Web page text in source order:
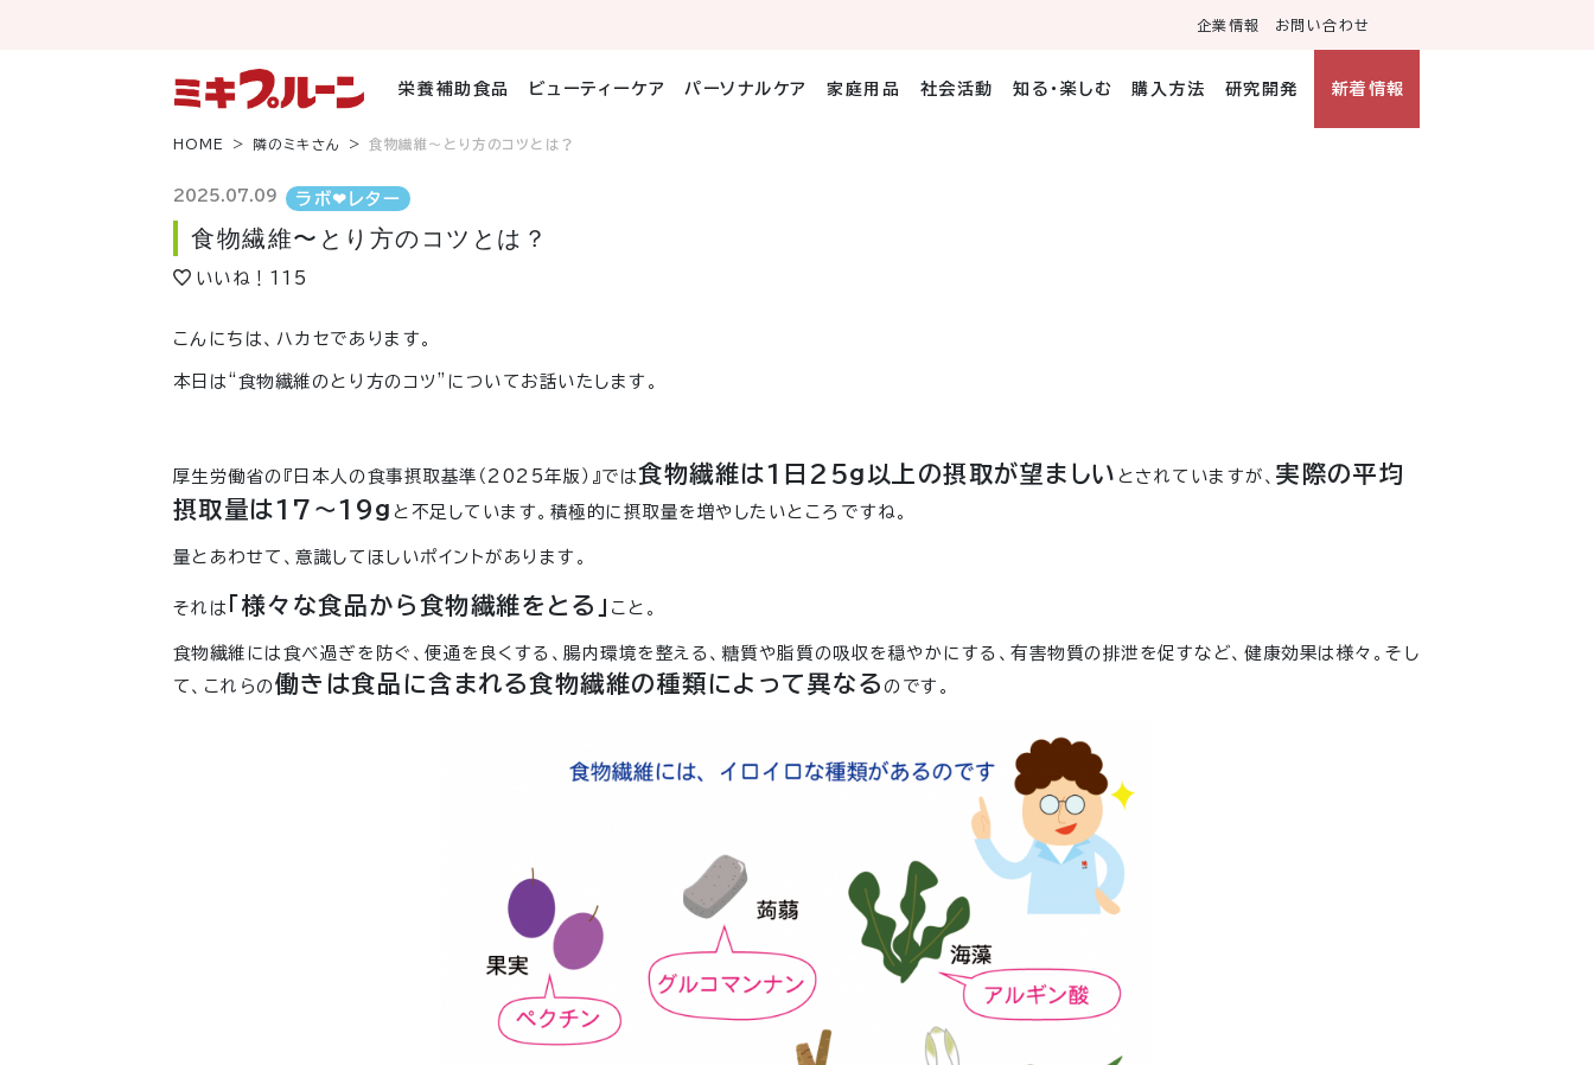
企業情報 お問い合わせ
栄養補助食品 ビューティーケア パーソナルケア 家庭用品 社会活動 知る・楽しむ 購入方法 研究開発 新着情報
HOME 隣のミキさん 食物繊維〜とり方のコツとは？
2025.07.09 ラボ❤︎レター
食物繊維〜とり方のコツとは？
いいね！ 115
こんにちは、ハカセであります。
本日は“食物繊維のとり方のコツ”についてお話いたします。
厚生労働省の『日本人の食事摂取基準（2025年版）』では食物繊維は1日25g以上の摂取が望ましい とされていますが、実際の平均
摂取量は17～19g と不足しています。積極的に摂取量を増やしたいところですね。
量とあわせて、意識してほしいポイントがあります。
それは 「様々な食品から食物繊維をとる」 こと。
食物繊維には食べ過ぎを防ぐ、便通を良くする、腸内環境を整える、糖質や脂質の吸収を穏やかにする、有害物質の排泄を促すなど、健康効果は様々。そし
て、これらの働きは食品に含まれる食物繊維の種類によって異なる のです。